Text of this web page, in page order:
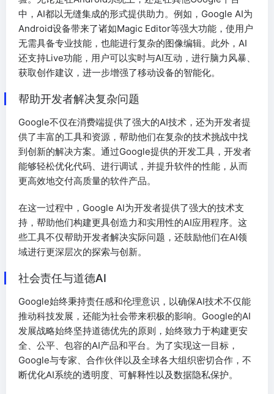
中，AI都以无缝集成的形式提供助力。例如，Google AI为
Android设备带来了诸如Magic Editor等强大功能，使用户
无需具备专业技能，也能进行复杂的图像编辑。此外，AI
还支持Live功能，用户可以实时与AI互动，进行脑力风暴、
获取创作建议，进一步增强了移动设备的智能化。
帮助开发者解决复杂问题
Google不仅在消费端提供了强大的AI技术，还为开发者提
供了丰富的工具和资源，帮助他们在复杂的技术挑战中找
到创新的解决方案。通过Google提供的开发工具，开发者
能够轻松优化代码、进行调试，并提升软件的性能，从而
更高效地交付高质量的软件产品。
在这一过程中，Google AI为开发者提供了强大的技术支
持，帮助他们构建更具创造力和实用性的AI应用程序。这
些工具不仅帮助开发者解决实际问题，还鼓励他们在AI领
域进行更深层次的探索与创新。
社会责任与道德AI
Google始终秉持责任感和伦理意识，以确保AI技术不仅能
推动科技发展，还能为社会带来积极的影响。Google的AI
发展战略始终坚持道德优先的原则，始终致力于构建更安
全、公平、包容的AI产品和平台。为了实现这一目标，
Google与专家、合作伙伴以及全球各大组织密切合作，不
断优化AI系统的透明度、可解释性以及数据隐私保护。